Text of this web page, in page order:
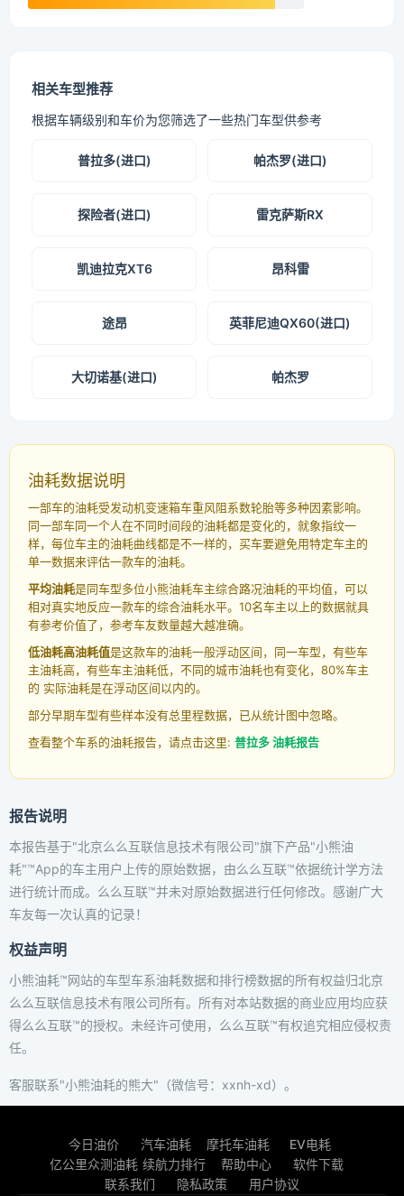
相关车型推荐
根据车辆级别和车价为您筛选了一些热门车型供参考
普拉多(进口) 帕杰罗(进口)
探险者(进口) 雷克萨斯RX
凯迪拉克XT6 昂科雷
途昂 英菲尼迪QX60(进口)
大切诺基(进口) 帕杰罗
油耗数据说明
一部车的油耗受发动机变速箱车重风阻系数轮胎等多种因素影响。
同一部车同一个人在不同时间段的油耗都是变化的，就象指纹一
样，每位车主的油耗曲线都是不一样的，买车要避免用特定车主的
单一数据来评估一款车的油耗。
平均油耗是同车型多位小熊油耗车主综合路况油耗的平均值，可以
相对真实地反应一款车的综合油耗水平。10名车主以上的数据就具
有参考价值了，参考车友数量越大越准确。
低油耗高油耗值是这款车的油耗一般浮动区间，同一车型，有些车
主油耗高，有些车主油耗低，不同的城市油耗也有变化，80%车主
的 实际油耗是在浮动区间以内的。
部分早期车型有些样本没有总里程数据，已从统计图中忽略。
查看整个车系的油耗报告，请点击这里: 普拉多 油耗报告
报告说明
本报告基于"北京么么互联信息技术有限公司"旗下产品"小熊油
耗"™App的车主用户上传的原始数据，由么么互联™依据统计学方法
进行统计而成。么么互联™并未对原始数据进行任何修改。感谢广大
车友每一次认真的记录！
权益声明
小熊油耗™网站的车型车系油耗数据和排行榜数据的所有权益归北京
么么互联信息技术有限公司所有。所有对本站数据的商业应用均应获
得么么互联™的授权。未经许可使用，么么互联™有权追究相应侵权责
任。
客服联系"小熊油耗的熊大"（微信号：xxnh-xd）。
今日油价 汽车油耗 摩托车油耗
EV电耗
亿公里众测油耗 续航力排行 帮助中心
软件下载
联系我们
隐私政策 用户协议